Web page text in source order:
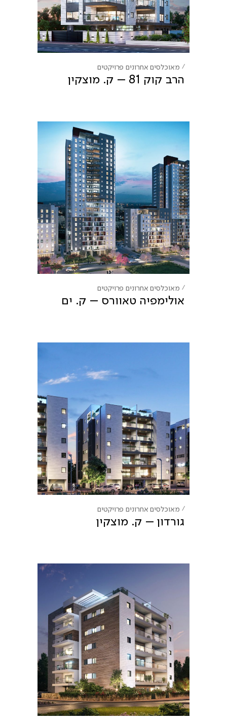
מאוכלסים אחרונים פרויקטים
הרב קוק 81 – ק. מוצקין
מאוכלסים אחרונים פרויקטים
אולימפיה טאוורס – ק. ים
מאוכלסים אחרונים פרויקטים
גורדון – ק. מוצקין